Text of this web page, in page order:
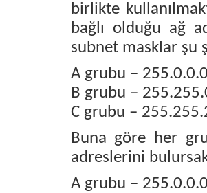
birlikte
bağlı olduğu ağ
subnet masklar şu
A grubu – 255.0.0.0
B grubu –
C grubu –
Buna göre her
adreslerini
A grubu –